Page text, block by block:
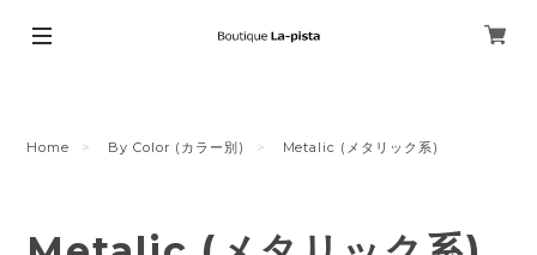
Home By Color (カラー別) Metalic (メタリック系)